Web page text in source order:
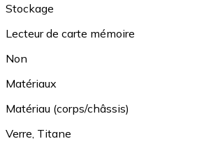
Stockage
Lecteur de carte mémoire
Non
Matériaux
Matériau (corps/châssis)
Verre Titane